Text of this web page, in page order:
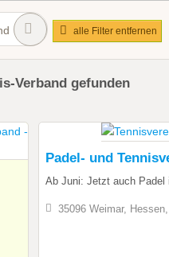
alle Filter entfernen
Verband gefunden
Padel- und
Ab Juni: Jetzt auch Padel
35096 Weimar,